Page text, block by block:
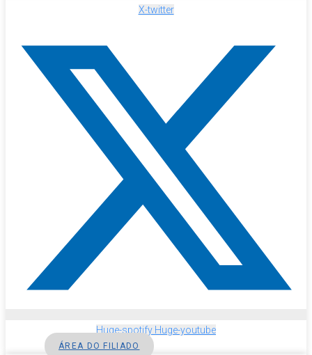
X-twitter
Huge-spotify Huge-youtube
ÁREA DO FILIADO